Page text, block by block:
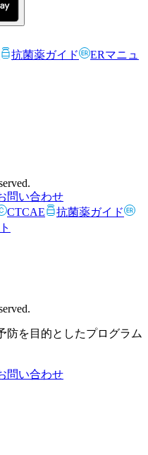
抗菌薬ガイド
ERマニュ
問い合わせ
CTCAE
抗菌薬ガイド
を目的としたプログラム
問い合わせ